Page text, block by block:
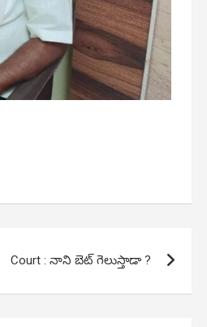
Court : నాని బెట్ గెలుస్తాడా ?